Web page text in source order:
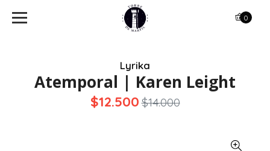
0
Lyrika
Atemporal | Karen Leight
$12.500$14.000